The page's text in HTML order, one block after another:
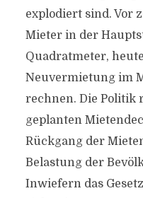
explodiert sind. Vor
Mieter in der
Quadratmeter,
Neuvermietung im
rechnen. Die Politik
geplanten
Rückgang der
Belastung der
Inwiefern das